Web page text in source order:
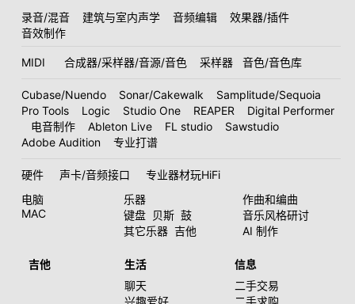
录音/混音
建筑与室内声学 音频编辑
效果器/插件
音效制作
MIDI 合成器/采样器/音源/音色 采样器 音色/音色库
Cubase/Nuendo Sonar/Cakewalk
Samplitude/Sequoia
Pro Tools
Logic Studio One REAPER
Digital Performer
电音制作
Ableton Live FL studio
Sawstudio
Adobe Audition
专业打谱
硬件 声卡/音频接口
专业器材玩HiFi
电脑
MAC
乐器
键盘 贝斯 鼓
其它乐器 吉他
作曲和编曲
音乐风格研讨
AI 制作
吉他
生活
聊天
信息
二手交易